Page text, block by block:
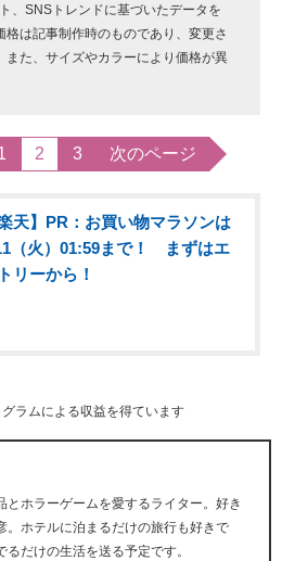
、SNSトレンドに基づいたデータを
は記事制作時のものであり、変更さ
また、サイズやカラーにより価格が異
2 3 次のページ
楽天】PR：お買い物マラソンは
（火）01:59まで！ まずはエ
リーから！
ラムによる収益を得ています
とホラーゲームを愛するライター。好き
。ホテルに泊まるだけの旅行も好きで
だけの生活を送る予定です。